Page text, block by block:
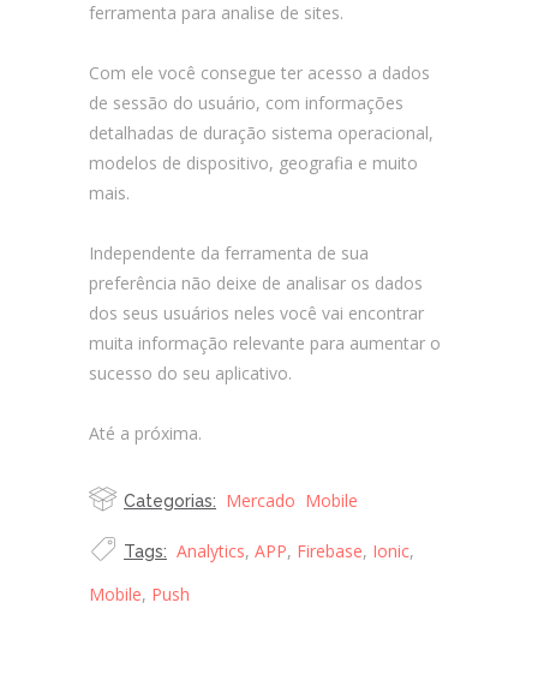
ferramenta para analise de sites.
Com ele você consegue ter acesso a dados
de sessão do usuário, com informações
detalhadas de duração sistema operacional,
modelos de dispositivo, geografia e muito
mais.
Independente da ferramenta de sua
preferência não deixe de analisar os dados
dos seus usuários neles você vai encontrar
muita informação relevante para aumentar o
sucesso do seu aplicativo.
Até a próxima.
Categorias: Mercado Mobile
Tags: Analytics, APP, Firebase, Ionic,
Mobile, Push